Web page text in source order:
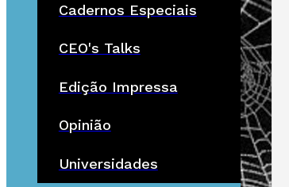
Cadernos Especiais
CEO's Talks
Edição Impressa
Opinião
Universidades